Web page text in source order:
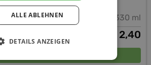
330 ml
2,40
ALLE ABLEHNEN
DETAILS ANZEIGEN